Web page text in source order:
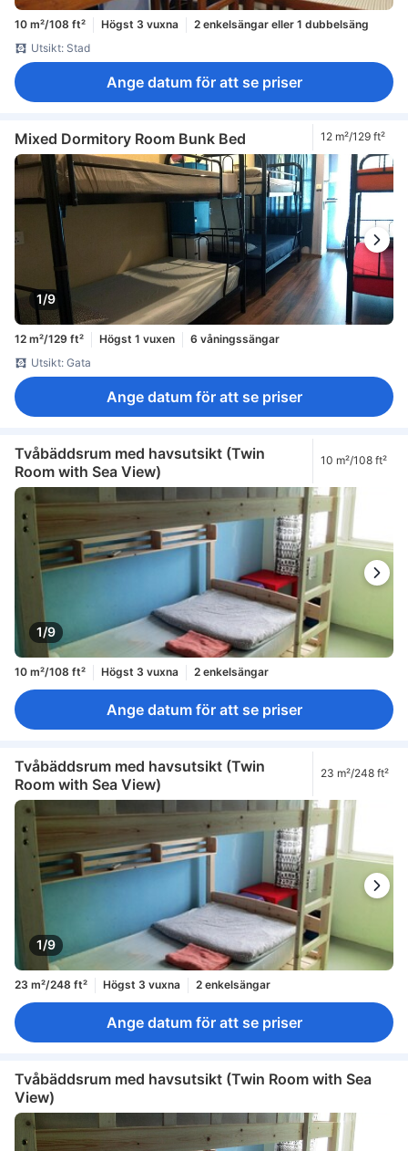
10 m²/108 ft² Högst 3 vuxna
2 enkelsängar eller 1 dubbelsäng
Utsikt: Stad
Ange datum för att se priser
Mixed Dormitory Room Bunk Bed 12 m²/129 ft²
1/9
12 m²/129 ft² Högst 1 vuxen
6 våningssängar
Utsikt: Gata
Ange datum för att se priser
Tvåbäddsrum med havsutsikt (Twin
Room with Sea View)
10 m²/108 ft²
1/9
10 m²/108 ft² Högst 3 vuxna 2 enkelsängar
Ange datum för att se priser
Tvåbäddsrum med havsutsikt (Twin
Room with Sea View)
23 m²/248 ft²
1/9
23 m²/248 ft² Högst 3 vuxna 2 enkelsängar
Ange datum för att se priser
Tvåbäddsrum med havsutsikt (Twin Room with Sea
View)